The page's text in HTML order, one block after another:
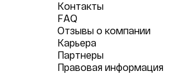
Контакты
FAQ
Отзывы о компании
Карьера
Партнеры
Правовая информация